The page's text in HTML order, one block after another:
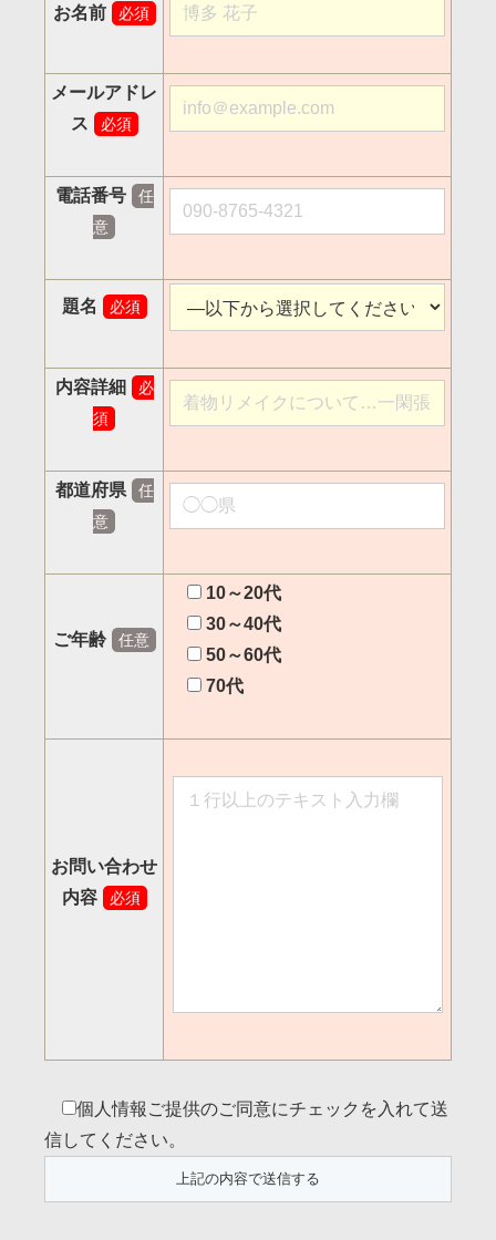
お名前 必須
メールアドレ
ス
必須
電話番号
任
意
題名 必須
内容詳細
必
須
都道府県
任
意
ご年齢 任意
10～20代
30～40代
50～60代
70代
お問い合わせ
内容
必須
個人情報ご提供のご同意にチェックを入れて送
信してください。